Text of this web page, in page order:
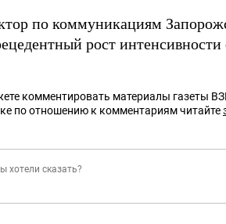
по коммуникациям
рост интенсивности
комментировать материалы газеты
по отношению к комментариям читайте